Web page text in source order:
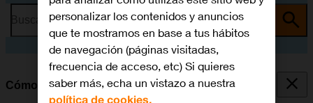
Busca por problema o tema
Cómo conectarse a una red Wi-Fi
personalizar los contenidos y anuncios
que te mostramos en base a tus hábitos
de navegación (páginas visitadas,
frecuencia de acceso, etc) Si quieres
saber más, echa un vistazo a nuestra
política de cookies.